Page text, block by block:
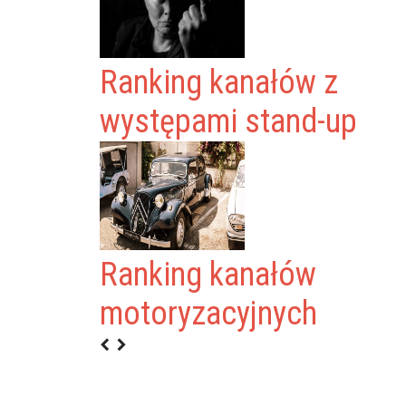
Ranking kanałów z
występami stand-up
Ranking kanałów
motoryzacyjnych